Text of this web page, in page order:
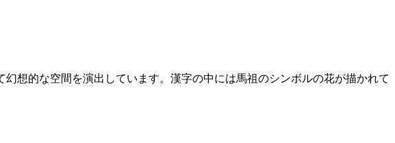
想的な空間を演出しています。漢字の中には馬祖のシンボルの花が描かれて